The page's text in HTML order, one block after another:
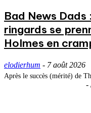
Bad News
ringards se
Holmes en
elodierhum - 7 août 2026
Après le succès (mérité) de
-